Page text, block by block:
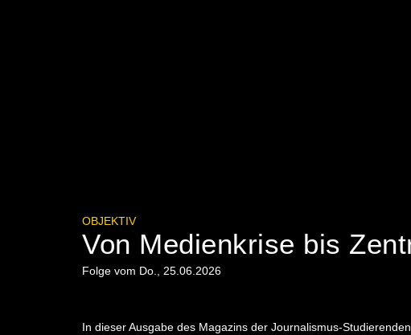
OBJEKTIV
Von Medienkrise bis
Folge vom Do., 25.06.2026
In dieser Ausgabe des Magazins der Journalismus-